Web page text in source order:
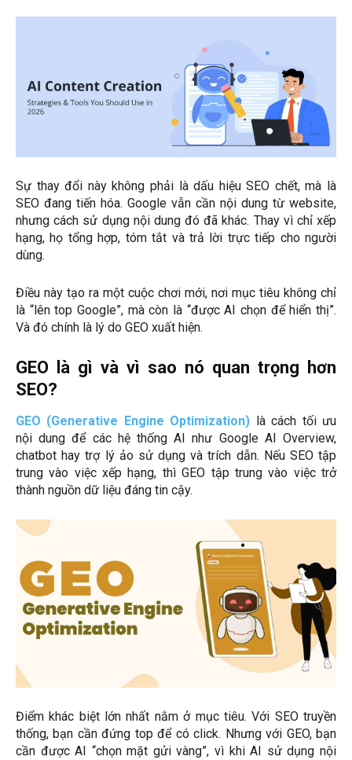
Sự thay đổi này không phải là dấu hiệu SEO chết, mà là
SEO đang tiến hóa. Google vẫn cần nội dung từ website,
nhưng cách sử dụng nội dung đó đã khác. Thay vì chỉ xếp
hạng, họ tổng hợp, tóm tắt và trả lời trực tiếp cho người
dùng.
Điều này tạo ra một cuộc chơi mới, nơi mục tiêu không chỉ
là “lên top Google”, mà còn là “được AI chọn để hiển thị”.
Và đó chính là lý do GEO xuất hiện.
GEO là gì và vì sao nó quan trọng hơn
SEO?
GEO (Generative Engine Optimization) là cách tối ưu
nội dung để các hệ thống AI như Google AI Overview,
chatbot hay trợ lý ảo sử dụng và trích dẫn. Nếu SEO tập
trung vào việc xếp hạng, thì GEO tập trung vào việc trở
thành nguồn dữ liệu đáng tin cậy.
Điểm khác biệt lớn nhất nằm ở mục tiêu. Với SEO truyền
thống, bạn cần đứng top để có click. Nhưng với GEO, bạn
cần được AI “chọn mặt gửi vàng”, vì khi AI sử dụng nội